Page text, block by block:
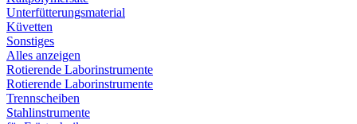
Unterfütterungsmaterial
Küvetten
Sonstiges
Alles anzeigen
Rotierende Laborinstrumente
Rotierende Laborinstrumente
Trennscheiben
Stahlinstrumente